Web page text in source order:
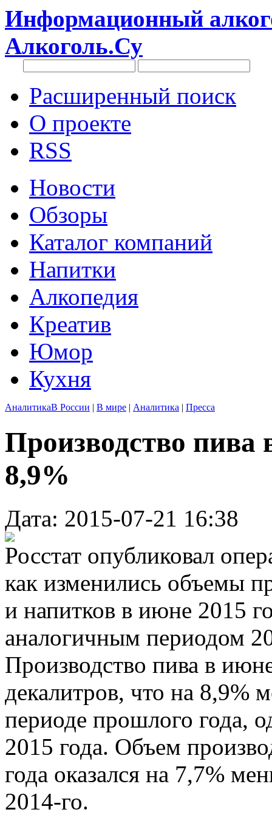
Информационный
Алкоголь.Су
Расширенный поиск
О проекте
RSS
Новости
Обзоры
Каталог компаний
Напитки
Алкопедия
Креатив
Юмор
Кухня
АналитикаВ России | В мире | Аналитика | Пресса
Производство пива
8,9%
Дата: 2015-07-21 16:38
Росстат опубликовал
как изменились объемы
и напитков в июне 2015
аналогичным периодом
Производство пива в
декалитров, что на 8,9%
периоде прошлого года,
2015 года. Объем
года оказался на 7,7%
2014-го.